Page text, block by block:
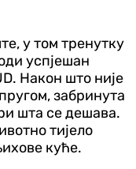
у том тренутку
успјешан
Након што није
забринута
шта се дешава.
тијело
куће.